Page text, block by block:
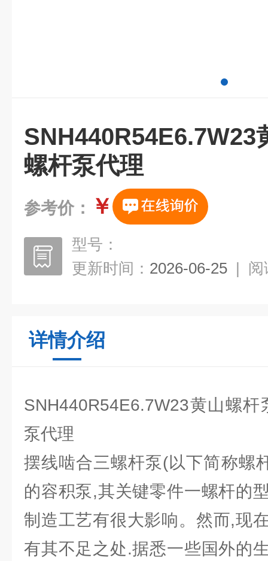
SNH440R54E6.7W23
螺杆泵代理
参考价： ￥
型号：
更新时间： 2026-06-25 | 阅
详情介绍
SNH440R54E6.7W23黄山螺
泵代理
摆线啮合三螺杆泵(以下简称螺
的容积泵,其关键零件一螺杆的
制造工艺有很大影响。然而,现
有其不足之处.据悉一些国外的